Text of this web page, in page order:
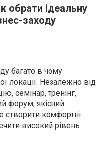
обрати ідеальну
заходу
багато в чому
локації. Незалежно від
семінар, тренінг,
форум, якісний
створити комфортні
високий рівень